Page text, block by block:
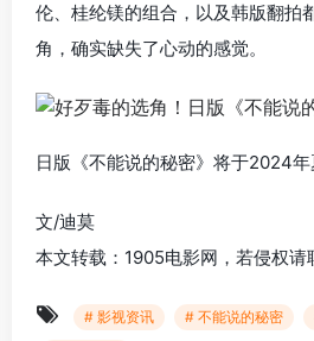
伦、桂纶镁的组合，以及韩版翻拍
角，确实缺失了心动的感觉。
日版《不能说的秘密》将于2024年
文/迪莫
本文转载：1905电影网，若侵权请
# 影视资讯 # 不能说的秘密